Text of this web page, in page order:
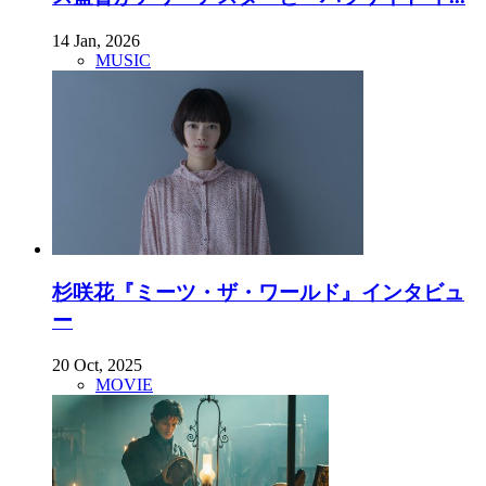
14 Jan, 2026
MUSIC
杉咲花『ミーツ・ザ・ワールド』インタビュ
ー
20 Oct, 2025
MOVIE